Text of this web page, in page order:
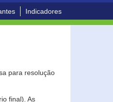
Indicadores
para resolução
final). As